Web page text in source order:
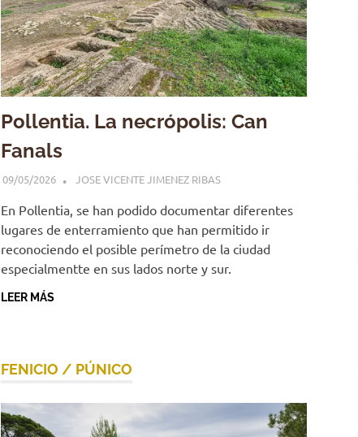
Pollentia. La necrópolis: Can
Fanals
09/05/2026 JOSE VICENTE JIMENEZ RIBAS
En Pollentia, se han podido documentar diferentes
lugares de enterramiento que han permitido ir
reconociendo el posible perímetro de la ciudad
especialmentte en sus lados norte y sur.
LEER MÁS
FENICIO / PÚNICO